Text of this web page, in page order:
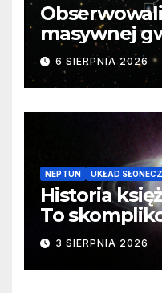
masywnej
samego
cenne dane
6 SIERPNIA 2026
NEPTUN UKŁAD
Historia
To
3 SIERPNIA 2026